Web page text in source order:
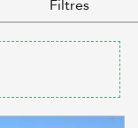
Filtres